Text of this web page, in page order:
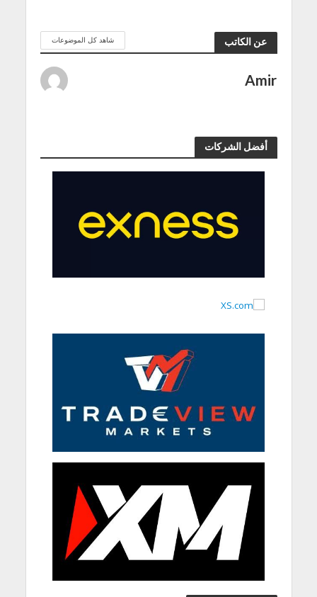
عن الكاتب شاهد كل الموضوعات
Amir
أفضل الشركات